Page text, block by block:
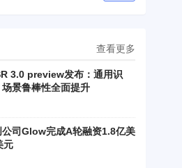
查看更多
3.0 preview发布：通用识
景鲁棒性全面提升
司Glow完成A轮融资1.8亿美
元